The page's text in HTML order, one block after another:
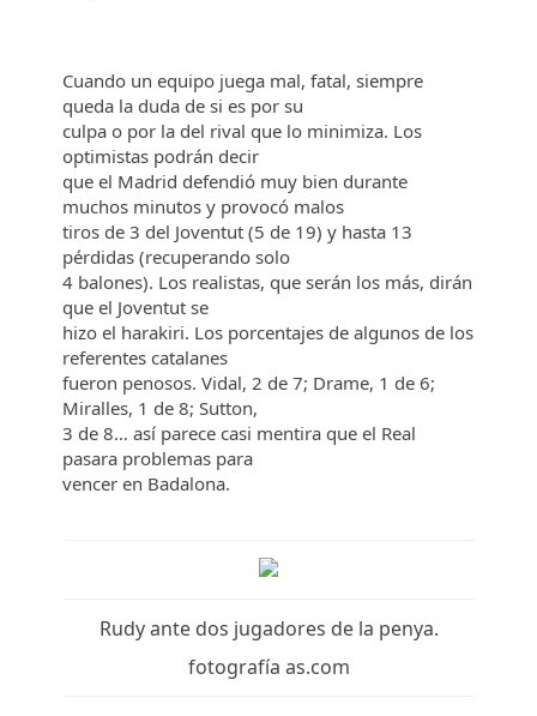
Cuando un equipo juega mal, fatal, siempre
queda la duda de si es por su
culpa o por la del rival que lo minimiza. Los
optimistas podrán decir
que el Madrid defendió muy bien durante
muchos minutos y provocó malos
tiros de 3 del Joventut (5 de 19) y hasta 13
pérdidas (recuperando solo
4 balones). Los realistas, que serán los más, dirán
que el Joventut se
hizo el harakiri. Los porcentajes de algunos de los
referentes catalanes
fueron penosos. Vidal, 2 de 7; Drame, 1 de 6;
Miralles, 1 de 8; Sutton,
3 de 8… así parece casi mentira que el Real
pasara problemas para
vencer en Badalona.
Rudy ante dos jugadores de la penya.
fotografía as.com